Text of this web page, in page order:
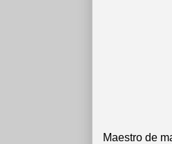
Maestro de